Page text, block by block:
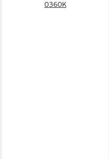
0360K